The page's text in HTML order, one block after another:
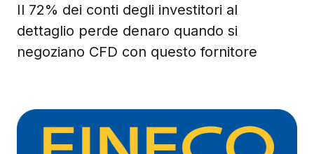
Il 72% dei conti degli investitori al
dettaglio perde denaro quando si
negoziano CFD con questo fornitore